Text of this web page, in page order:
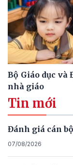
Bộ Giáo dục và
nhà giáo
Tin mới
Đánh giá cán
07/08/2026